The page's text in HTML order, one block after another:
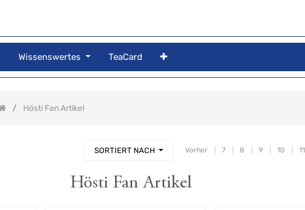
Wissenswertes TeaCard
Hösti Fan Artikel
Vorher 7 8 9 10 11
SORTIERT NACH
Hösti Fan Artikel